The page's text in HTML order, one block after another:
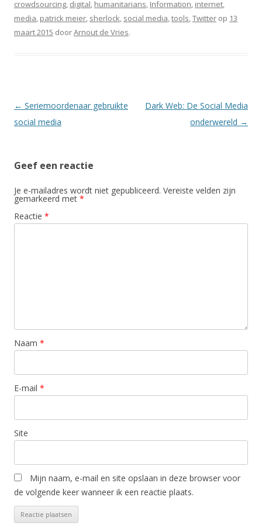
crowdsourcing, digital, humanitarians, Information, internet,
media, patrick meier, sherlock, social media,tools,Twitter op 13
maart 2015 doorArnout de Vries.
Berichtnavigatie
← Seriemoordenaar gebruikte
social media
Dark Web: De Social Media
onderwereld →
Geef een reactie
Je e-mailadres wordt niet gepubliceerd. Vereiste velden zijn
gemarkeerd met *
Reactie *
Naam *
E-mail *
Site
Mijn naam, e-mail en site opslaan in deze browser voor
de volgende keer wanneer ik een reactie plaats.